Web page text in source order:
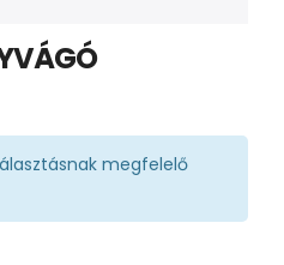
megfelelő